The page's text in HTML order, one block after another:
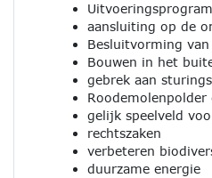
aansluiting op de
Besluitvorming
Bouwen in het
gebrek aan
gelijk speelveld
rechtszaken
verbeteren
duurzame energie